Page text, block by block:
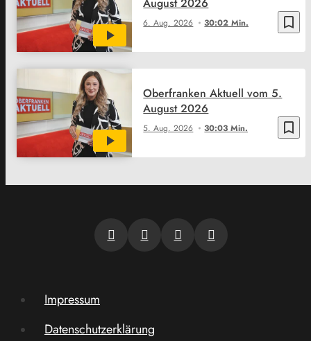
bookmark_border
6. Aug. 2026 30:02 Min.
bookmark_border
5. Aug. 2026 30:03 Min.
Oberfranken Aktuell vom 5.
August 2026
Impressum
Datenschutzerklärung